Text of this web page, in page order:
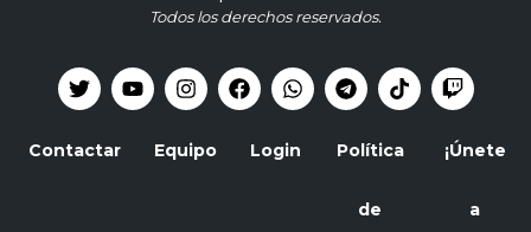
Todos los derechos reservados.
Contactar Equipo Login Política
de
¡Únete
a